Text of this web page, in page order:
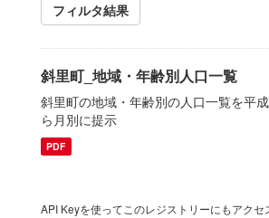
フィルタ結果
斜里町_地域・年齢別人口一覧
斜里町の地域・年齢別の人口一覧を平
ら月別に提示
PDF
API Keyを使ってこのレジストリーにもアクセ